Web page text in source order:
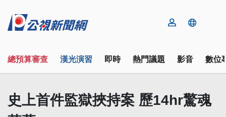
總預算審查 漢光演習 即時 熱門議題 影音 數位
史上首件監獄挾持案 歷14hr驚魂